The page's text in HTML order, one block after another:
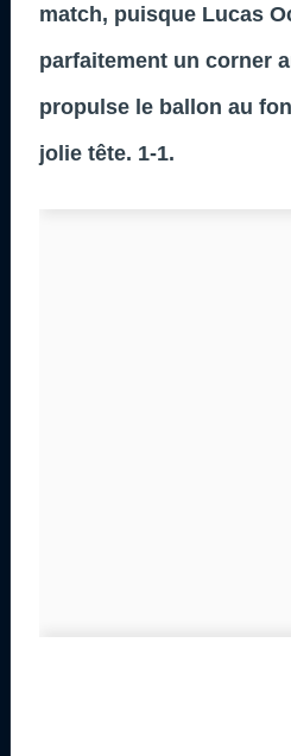
match, puisque Lucas
parfaitement un corner
propulse le ballon au
jolie tête. 1-1.